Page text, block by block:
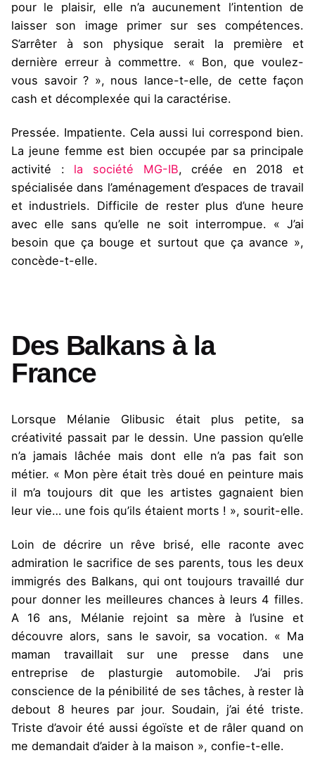
pour le plaisir, elle n’a aucunement l’intention de
laisser son image primer sur ses compétences.
S’arrêter à son physique serait la première et
dernière erreur à commettre. « Bon, que voulez-
vous savoir ? », nous lance-t-elle, de cette façon
cash et décomplexée qui la caractérise.
Pressée. Impatiente. Cela aussi lui correspond bien.
La jeune femme est bien occupée par sa principale
activité : la société MG-IB, créée en 2018 et
spécialisée dans l’aménagement d’espaces de travail
et industriels. Difficile de rester plus d’une heure
avec elle sans qu’elle ne soit interrompue. « J’ai
besoin que ça bouge et surtout que ça avance »,
concède-t-elle.
Des Balkans à la
France
Lorsque Mélanie Glibusic était plus petite, sa
créativité passait par le dessin. Une passion qu’elle
n’a jamais lâchée mais dont elle n’a pas fait son
métier. « Mon père était très doué en peinture mais
il m’a toujours dit que les artistes gagnaient bien
leur vie… une fois qu’ils étaient morts ! », sourit-elle.
Loin de décrire un rêve brisé, elle raconte avec
admiration le sacrifice de ses parents, tous les deux
immigrés des Balkans, qui ont toujours travaillé dur
pour donner les meilleures chances à leurs 4 filles.
A 16 ans, Mélanie rejoint sa mère à l’usine et
découvre alors, sans le savoir, sa vocation. « Ma
maman travaillait sur une presse dans une
entreprise de plasturgie automobile. J’ai pris
conscience de la pénibilité de ses tâches, à rester là
debout 8 heures par jour. Soudain, j’ai été triste.
Triste d’avoir été aussi égoïste et de râler quand on
me demandait d’aider à la maison », confie-t-elle.